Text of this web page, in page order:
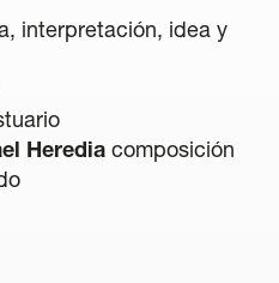
interpretación, idea y
Heredia composición